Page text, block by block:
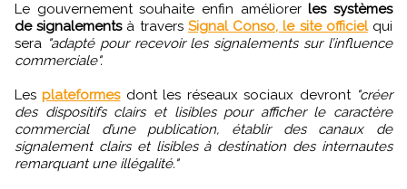
Le gouvernement souhaite enfin améliorerles systèmes
de signalementsà travers Signal Conso, le site officielqui
sera "adapté pour recevoir les signalements sur l’influence
commerciale".
Lesplateformesdont les réseaux sociaux devront "créer
des dispositifs clairs et lisibles pour afficher le caractère
commercial d’une publication, établir des canaux de
signalement clairs et lisibles à destination des internautes
remarquant une illégalité."